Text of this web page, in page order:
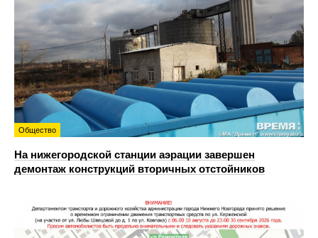
Общество
На нижегородской станции аэрации завершен
демонтаж конструкций вторичных отстойников